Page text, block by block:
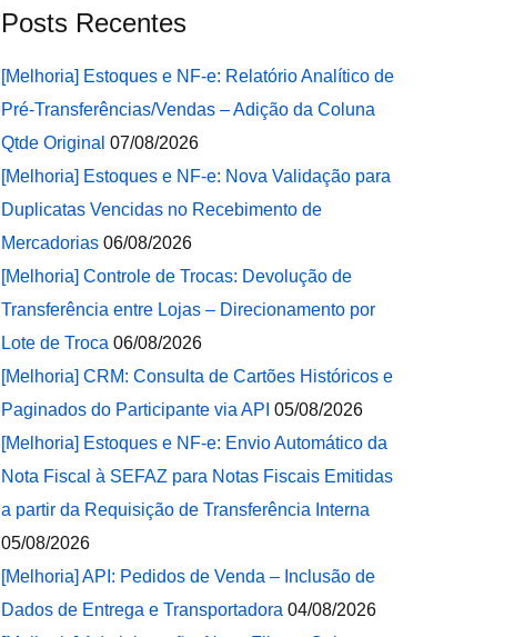
Posts Recentes
[Melhoria] Estoques e NF-e: Relatório Analítico de
Pré-Transferências/Vendas – Adição da Coluna
Qtde Original 07/08/2026
[Melhoria] Estoques e NF-e: Nova Validação para
Duplicatas Vencidas no Recebimento de
Mercadorias 06/08/2026
[Melhoria] Controle de Trocas: Devolução de
Transferência entre Lojas – Direcionamento por
Lote de Troca 06/08/2026
[Melhoria] CRM: Consulta de Cartões Históricos e
Paginados do Participante via API 05/08/2026
[Melhoria] Estoques e NF-e: Envio Automático da
Nota Fiscal à SEFAZ para Notas Fiscais Emitidas
a partir da Requisição de Transferência Interna
05/08/2026
[Melhoria] API: Pedidos de Venda – Inclusão de
Dados de Entrega e Transportadora 04/08/2026